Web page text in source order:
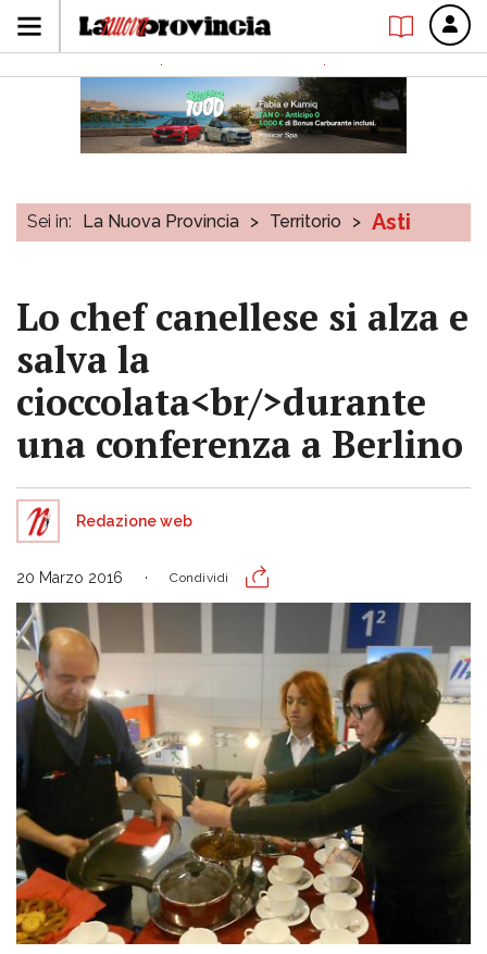
Sei in: La Nuova Provincia > Territorio > Asti
Lo chef canellese si alza e
salva la
cioccolata<br/>durante
una conferenza a Berlino
Redazione web
20 Marzo 2016 Condividi